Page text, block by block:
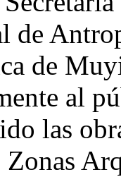
de
de
al
las